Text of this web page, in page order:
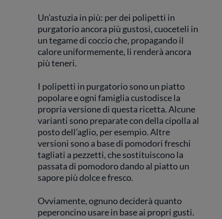
Un’astuzia in più: per dei polipetti in
purgatorio ancora più gustosi, cuoceteli in
un tegame di coccio che, propagando il
calore uniformemente, li renderà ancora
più teneri.
I polipetti in purgatorio sono un piatto
popolare e ogni famiglia custodisce la
propria versione di questa ricetta. Alcune
varianti sono preparate con della cipolla al
posto dell’aglio, per esempio. Altre
versioni sono a base di pomodori freschi
tagliati a pezzetti, che sostituiscono la
passata di pomodoro dando al piatto un
sapore più dolce e fresco.
Ovviamente, ognuno deciderà quanto
peperoncino usare in base ai propri gusti.